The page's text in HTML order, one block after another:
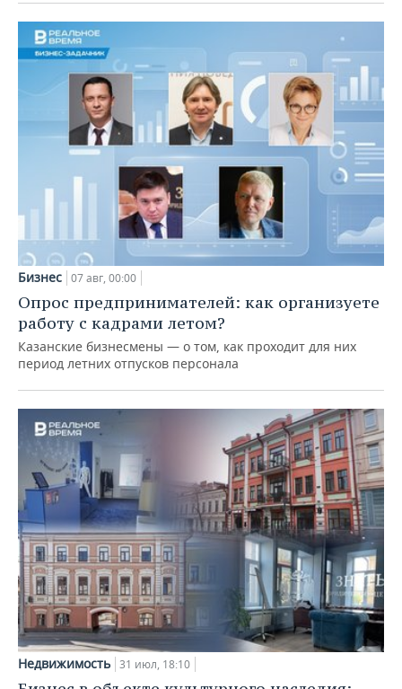
Бизнес 07 авг, 00:00
Опрос предпринимателей: как организуете
работу с кадрами летом?
Казанские бизнесмены — о том, как проходит для них
период летних отпусков персонала
Недвижимость 31 июл, 18:10